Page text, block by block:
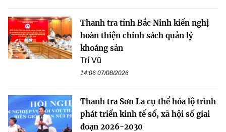
Thanh tra tỉnh Bắc Ninh kiến nghị
hoàn thiện chính sách quản lý
khoáng sản
Trí Vũ
14:06 07/08/2026
Thanh tra Sơn La cụ thể hóa lộ trình
phát triển kinh tế số, xã hội số giai
đoạn 2026-2030